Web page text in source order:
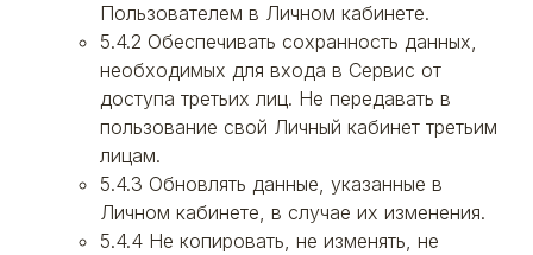
Пользователем в Личном кабинете.
5.4.2 Обеспечивать сохранность данных,
необходимых для входа в Сервис от
доступа третьих лиц. Не передавать в
пользование свой Личный кабинет третьим
лицам.
5.4.3 Обновлять данные, указанные в
Личном кабинете, в случае их изменения.
5.4.4 Не копировать, не изменять, не